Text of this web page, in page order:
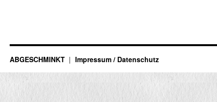
ABGESCHMINKT Impressum / Datenschutz